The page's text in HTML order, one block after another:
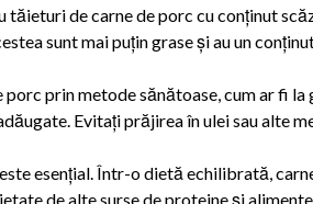
tăieturi de carne de porc cu conținut
sunt mai puțin grase și au un
prin metode sănătoase, cum ar fi la
Evitați prăjirea în ulei sau alte
esențial. Într-o dietă echilibrată,
de alte surse de proteine și